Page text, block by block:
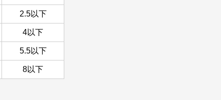
2.5以下
4以下
5.5以下
8以下